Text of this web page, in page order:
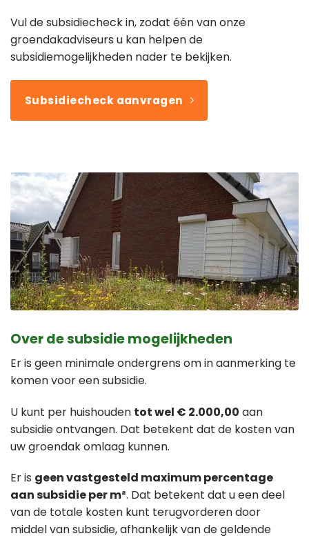
Vul de subsidiecheck in, zodat één van onze
groendakadviseurs u kan helpen de
subsidiemogelijkheden nader te bekijken.
Subsidiecheck aanvragen
Over de subsidie mogelijkheden
Er is geen minimale ondergrens om in aanmerking te
komen voor een subsidie.
U kunt per huishouden tot wel € 2.000,00 aan
subsidie ontvangen. Dat betekent dat de kosten van
uw groendak omlaag kunnen.
Er is geen vastgesteld maximum percentage
aan subsidie per m². Dat betekent dat u een deel
van de totale kosten kunt terugvorderen door
middel van subsidie, afhankelijk van de geldende